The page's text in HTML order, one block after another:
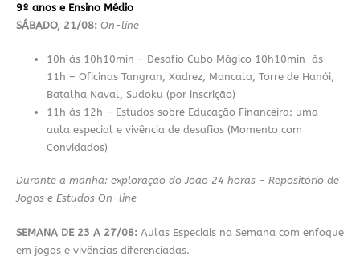
9º anos e Ensino Médio
SÁBADO, 21/08: On-line
10h às 10h10min – Desafio Cubo Mágico 10h10min às
11h – Oficinas Tangran, Xadrez, Mancala, Torre de Hanói,
Batalha Naval, Sudoku (por inscrição)
11h às 12h – Estudos sobre Educação Financeira: uma
aula especial e vivência de desafios (Momento com
Convidados)
Durante a manhã: exploração do João 24 horas – Repositório de
Jogos e Estudos On-line
SEMANA DE 23 A 27/08: Aulas Especiais na Semana com enfoque
em jogos e vivências diferenciadas.